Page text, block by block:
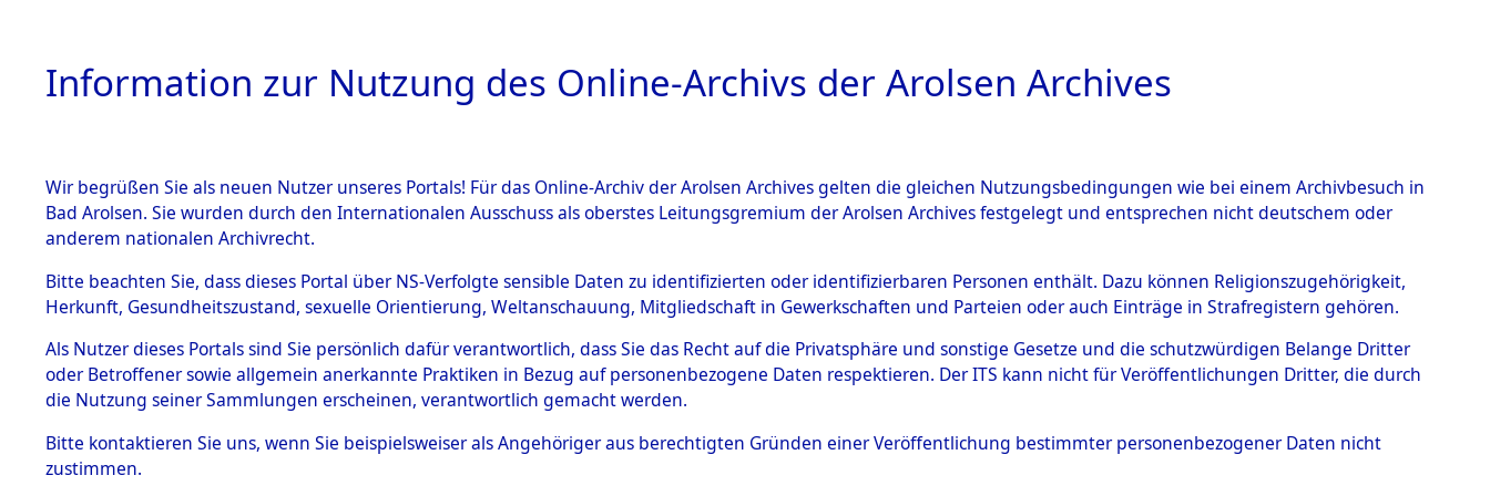
HOME BESTANDSBESCHREIBUNG ARCHIVALE ÜBERSICHT BILD
BESTÄNDE
Inhaftierungsdoku
mente
5. Verschiedenes
Todesmärsche
5.3.1 Alliierte
Ermittlungen zu den Orten Kemnath - Muschenried.→0001
(84604179)→0002 (84604182)
0002 (84604182)
Information zur Nutzung des Online-Archivs der Arolsen Archives
Wir begrüßen Sie als neuen Nutzer unseres Portals! Für das Online-Archiv der Arolsen Archives gelten die gleichen Nutzungsbedingungen wie bei einem Archivbesuch in
Bad Arolsen. Sie wurden durch den Internationalen Ausschuss als oberstes Leitungsgremium der Arolsen Archives festgelegt und entsprechen nicht deutschem oder
anderem nationalen Archivrecht.
Bitte beachten Sie, dass dieses Portal über NS-Verfolgte sensible Daten zu identifizierten oder identifizierbaren Personen enthält. Dazu können Religionszugehörigkeit,
Herkunft, Gesundheitszustand, sexuelle Orientierung, Weltanschauung, Mitgliedschaft in Gewerkschaften und Parteien oder auch Einträge in Strafregistern gehören.
Als Nutzer dieses Portals sind Sie persönlich dafür verantwortlich, dass Sie das Recht auf die Privatsphäre und sonstige Gesetze und die schutzwürdigen Belange Dritter
oder Betroffener sowie allgemein anerkannte Praktiken in Bezug auf personenbezogene Daten respektieren. Der ITS kann nicht für Veröffentlichungen Dritter, die durch
die Nutzung seiner Sammlungen erscheinen, verantwortlich gemacht werden.
Bitte kontaktieren Sie uns, wenn Sie beispielsweiser als Angehöriger aus berechtigten Gründen einer Veröffentlichung bestimmter personenbezogener Daten nicht
zustimmen.